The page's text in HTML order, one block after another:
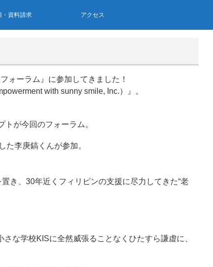
・資料請求 アクセス
ォーラム』に参加してきました！
with sunny smile, Inc.）』。
が今回のフォーラム。
李庚鎬くんが参加。
き、30年近くフィリピンの支援に尽力してきた“老
な学校KISに全然威張ることなくひたすら謙虚に、